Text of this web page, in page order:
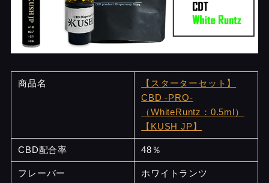
商品名
【スターターセット】
CBD -PRO-
（WhiteRuntz：0.5ml）
【KUSH JP】
CBD配合率 48％
フレーバー ホワイトランツ